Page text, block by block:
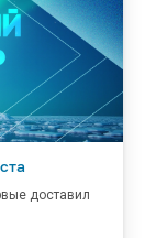
доставил